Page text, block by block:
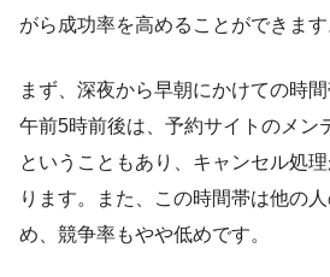
がら成功率を高めることができます
まず、深夜から早朝にかけての時
午前5時前後は、予約サイトのメン
ということもあり、キャンセル処
ります。また、この時間帯は他の
め、競争率もやや低めです。